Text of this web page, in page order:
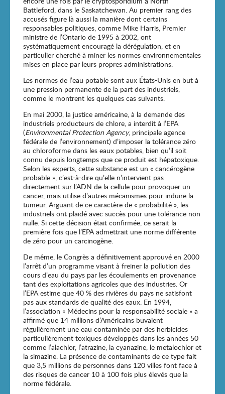
Battleford, dans le Saskatchewan. Au premier rang des
accusés figure là aussi la manière dont certains
responsables politiques, comme Mike Harris, Premier
ministre de l’Ontario de 1995 à 2002, ont
systématiquement encouragé la dérégulation, et en
particulier cherché à miner les normes environnementales
mises en place par leurs propres administrations.
Les normes de l’eau potable sont aux États-Unis en but à
une pression permanente de la part des industriels,
comme le montrent les quelques cas suivants.
En mai 2000, la justice américaine, à la demande des
industriels producteurs de chlore, a interdit à l’EPA
(Environmental Protection Agency, principale agence
fédérale de l’environnement) d’imposer la tolérance zéro
au chloroforme dans les eaux potables, bien qu’il soit
connu depuis longtemps que ce produit est hépatoxique.
Selon les experts, cette substance est un « cancérogène
probable », c’est-à-dire qu’elle n’intervient pas
directement sur l’ADN de la cellule pour provoquer un
cancer, mais utilise d’autres mécanismes pour induire la
tumeur. Arguant de ce caractère de « probabilité », les
industriels ont plaidé avec succès pour une tolérance non
nulle. Si cette décision était confirmée, ce serait la
première fois que l’EPA admettrait une norme différente
de zéro pour un carcinogène.
De même, le Congrès a définitivement approuvé en 2000
l’arrêt d’un programme visant à freiner la pollution des
cours d’eau du pays par les écoulements en provenance
tant des exploitations agricoles que des industries. Or
l’EPA estime que 40 % des rivières du pays ne satisfont
pas aux standards de qualité des eaux. En 1994,
l’association « Médecins pour la responsabilité sociale » a
affirmé que 14 millions d’Américains buvaient
régulièrement une eau contaminée par des herbicides
particulièrement toxiques développés dans les années 50
comme l’alachlor, l’atrazine, la cyanazine, le metalochlor et
la simazine. La présence de contaminants de ce type fait
que 3,5 millions de personnes dans 120 villes font face à
des risques de cancer 10 à 100 fois plus élevés que la
norme fédérale.